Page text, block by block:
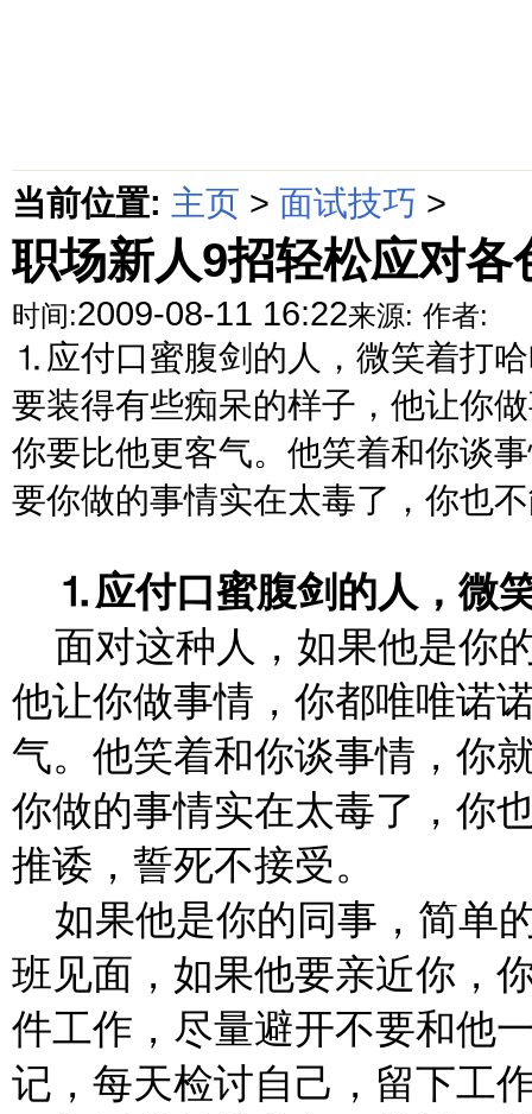
当前位置: 主页 > 面试技巧 >
职场新人9招轻松应对各
时间:2009-08-11 16:22来源: 作者:
⒈应付口蜜腹剑的人，微笑着打
要装得有些痴呆的样子，他让你
你要比他更客气。他笑着和你谈
要你做的事情实在太毒了，你也
⒈应付口蜜腹剑的人，微
面对这种人，如果他是你
他让你做事情，你都唯唯诺
气。他笑着和你谈事情，你
你做的事情实在太毒了，你
推诿，誓死不接受。
如果他是你的同事，简单
班见面，如果他要亲近你，
件工作，尽量避开不要和他
记，每天检讨自己，留下工